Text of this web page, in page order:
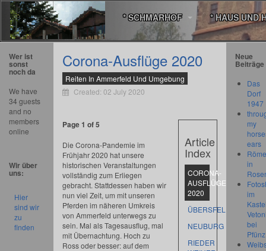
* SCHMARHOF * HAUS UND
Corona-Ausflüge 2020
Reiten In Ammerfeld Und Umgebung
Created: 02 July 2020
Article
Index
CORONA-
AUSFLÜGE
2020
ÜBERSFELD
NEUBURG
RIEDER
Page 1 of 5
Die Corona-Pandemie im
Frühjahr 2020 hat unsere
historischen Veranstaltungen
vollständig zum Erliegen
gebracht. Stattdessen haben wir
nun viel Zeit, um mit unseren
Pferden im näheren Umkreis
von Ammerfeld unterwegs zu
sein. Mal als Tagesausflug, mal
mit Übernachtung. Hoch zu
Ross oder besser: auf dem
Wer ist
sonst
noch da
We have
34 guests
and no
members
online
Wir über
uns:
Hier
sind wir
zu
finden
Neue
Beiträge
Das
Dorf
1947
my
ears
in
im
bei
Pfünz